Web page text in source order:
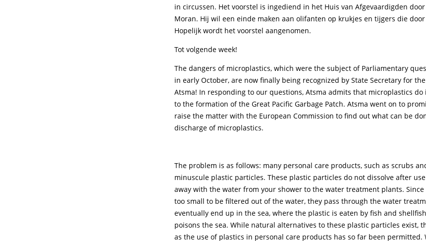
in circussen. Het voorstel is ingediend in het Huis van Afgevaardigden
Moran. Hij wil een einde maken aan olifanten op krukjes en tijgers die
Hopelijk wordt het voorstel aangenomen.
Tot volgende week!
The dangers of microplastics, which were the subject of Parliamentary
in early October, are now finally being recognized by State Secretary for
Atsma! In responding to our questions, Atsma admits that microplastics
to the formation of the Great Pacific Garbage Patch. Atsma went on to
raise the matter with the European Commission to find out what can be
discharge of microplastics.
The problem is as follows: many personal care products, such as scrubs
minuscule plastic particles. These plastic particles do not dissolve after
away with the water from your shower to the water treatment plants.
too small to be filtered out of the water, they pass through the water
eventually end up in the sea, where the plastic is eaten by fish and
poisons the sea. While natural alternatives to these plastic particles exist,
as the use of plastics in personal care products has so far been permitted.